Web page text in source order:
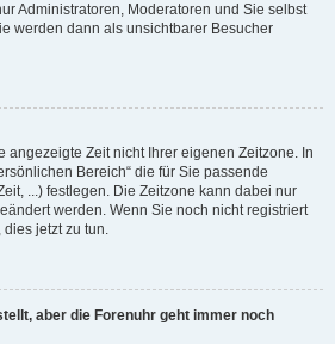
Administratoren, Moderatoren und Sie selbst
werden dann als unsichtbarer Besucher
angezeigte Zeit nicht Ihrer eigenen Zeitzone. In
Bereich“ die für Sie passende
...) festlegen. Die Zeitzone kann dabei nur
werden. Wenn Sie noch nicht registriert
jetzt zu tun.
aber die Forenuhr geht immer noch